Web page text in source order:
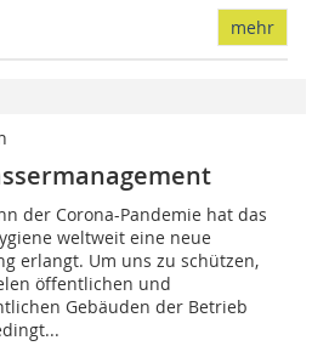
mehr
der Corona-Pandemie hat das
weltweit eine neue
erlangt. Um uns zu schützen,
öffentlichen und
Gebäuden der Betrieb